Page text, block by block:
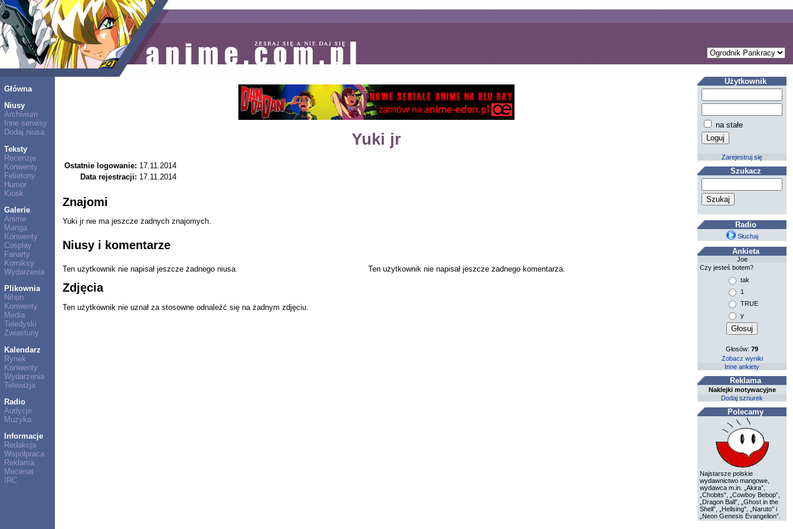
Główna
Niusy
Archiwum
Inne serwisy
Dodaj niusa
Teksty
Recenzje
Konwenty
Felietony
Humor
Kiosk
Galerie
Anime
Manga
Konwenty
Cosplay
Fanarty
Komiksy
Wydarzenia
Plikownia
Nihon
Konwenty
Media
Teledyski
Zwiastuny
Kalendarz
Rynek
Konwenty
Wydarzenia
Telewizja
Radio
Audycje
Muzyka
Informacje
Redakcja
Współpraca
Reklama
Mecenat
IRC
Yuki jr
Ostatnie logowanie: 17.11.2014
Data rejestracji: 17.11.2014
Znajomi
Yuki jr nie ma jeszcze żadnych znajomych.
Niusy i komentarze
Ten użytkownik nie napisał jeszcze żadnego niusa. Ten użytkownik nie napisał jeszcze żadnego komentarza.
Zdjęcia
Ten użytkownik nie uznał za stosowne odnaleźć się na żadnym zdjęciu.
Użytkownik
na stałe
Zarejestruj się
Szukacz
Radio
Słuchaj
Ankieta
Joe
Czy jesteś botem?
tak
1
TRUE
y
Głosów:79
Zobacz wyniki
Inne ankiety
Reklama
Naklejki motywacyjne
Dodaj sznurek
Polecamy
Najstarsze polskie
wydawnictwo mangowe,
wydawca m.in. „Akira”,
„Chobits”, „Cowboy Bebop”,
„Dragon Ball”, „Ghost in the
Shell”, „Hellsing”, „Naruto” i
„Neon Genesis Evangelion”.